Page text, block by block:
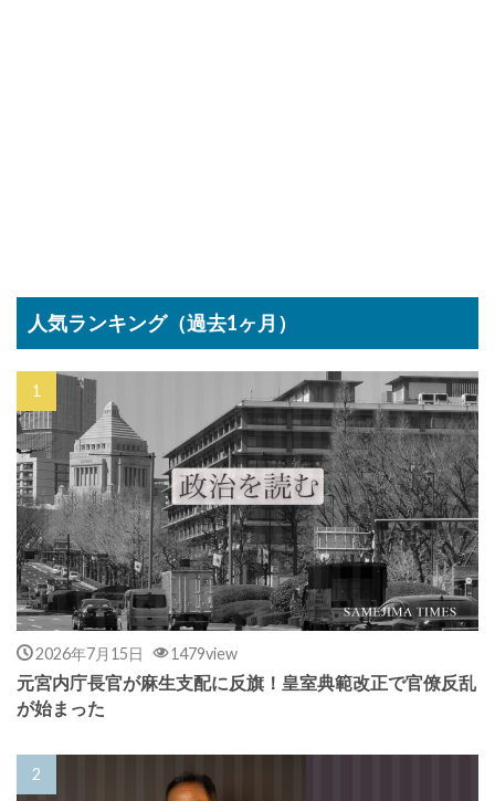
人気ランキング（過去1ヶ月）
2026年7月15日 1479view
元宮内庁長官が麻生支配に反旗！皇室典範改正で官僚反乱
が始まった